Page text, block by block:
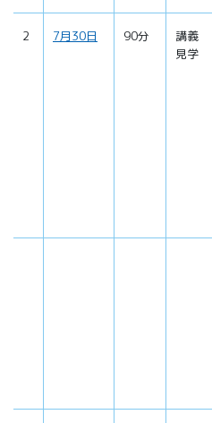
2 7月30日 90分
講義
見学